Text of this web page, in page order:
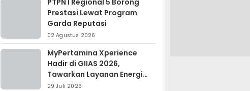
PTPN I Regional 5 Borong
Prestasi Lewat Program
Garda Reputasi
02 Agustus 2026
MyPertamina Xperience
Hadir di GIIAS 2026,
Tawarkan Layanan Energi
Terintegrasi
29 Juli 2026